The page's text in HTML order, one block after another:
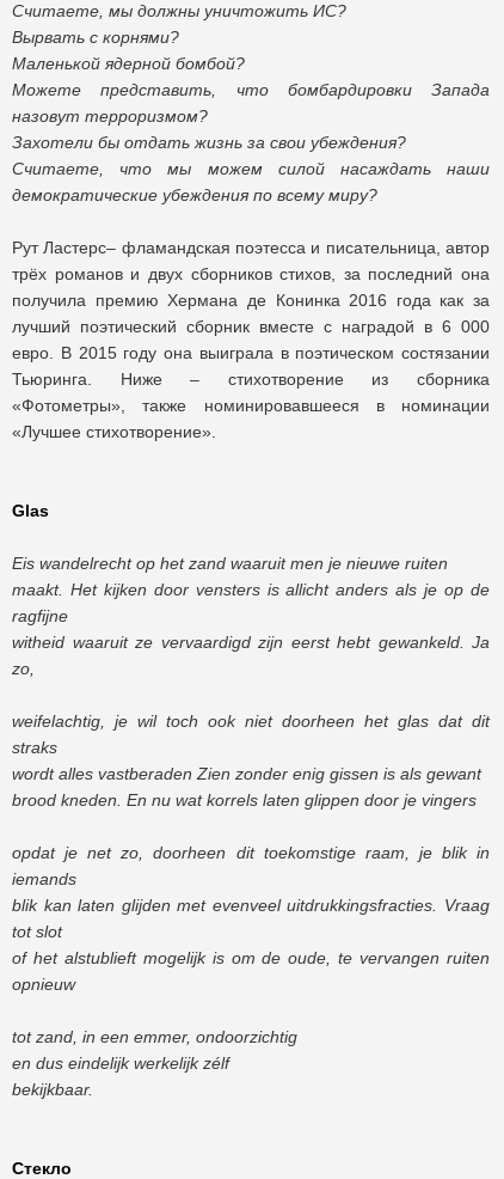
Считаете, мы должны уничтожить ИС?
Вырвать с корнями?
Маленькой ядерной бомбой?
Можете представить, что бомбардировки Запада
назовут терроризмом?
Захотели бы отдать жизнь за свои убеждения?
Считаете, что мы можем силой насаждать наши
демократические убеждения по всему миру?
Рут Ластерс– фламандская поэтесса и писательница, автор
трёх романов и двух сборников стихов, за последний она
получила премию Хермана де Конинка 2016 года как за
лучший поэтический сборник вместе с наградой в 6 000
евро. В 2015 году она выиграла в поэтическом состязании
Тьюринга. Ниже – стихотворение из сборника
«Фотометры», также номинировавшееся в номинации
«Лучшее стихотворение».
Glas
Eis wandelrecht op het zand waaruit men je nieuwe ruiten
maakt. Het kijken door vensters is allicht anders als je op de
ragfijne
witheid waaruit ze vervaardigd zijn eerst hebt gewankeld. Ja
zo,
weifelachtig, je wil toch ook niet doorheen het glas dat dit
straks
wordt alles vastberaden Zien zonder enig gissen is als gewant
brood kneden. En nu wat korrels laten glippen door je vingers
opdat je net zo, doorheen dit toekomstige raam, je blik in
iemands
blik kan laten glijden met evenveel uitdrukkingsfracties. Vraag
tot slot
of het alstublieft mogelijk is om de oude, te vervangen ruiten
opnieuw
tot zand, in een emmer, ondoorzichtig
en dus eindelijk werkelijk zélf
bekijkbaar.
Стекло